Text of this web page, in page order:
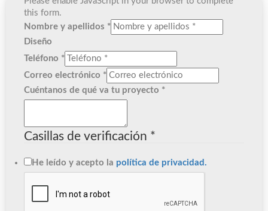
this form.
Nombre y apellidos *
Diseño
Teléfono *
Correo electrónico *
Cuéntanos de qué va tu proyecto *
Casillas de verificación *
He leído y acepto la política de privacidad.